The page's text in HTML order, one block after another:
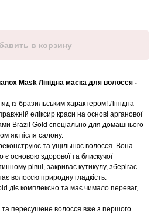
в корзину
Mask Ліпідна маска для волосся -
із бразильським характером! Ліпідна
еліксир краси на основі арганової
Brazil Gold спеціально для домашнього
як після салону.
та ущільнює волосся. Вона
основою здорової та блискучої
рівні, закриває кутикулу, зберігає
волоссю природну гладкість.
діє комплексно та має чимало переваг,
пересушене волосся вже з першого